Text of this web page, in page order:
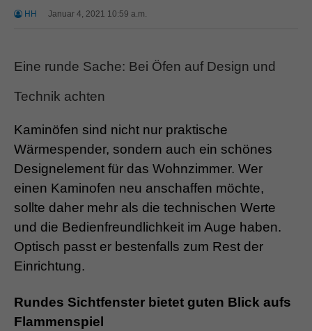
HH Januar 4, 2021 10:59 a.m.
Eine runde Sache: Bei Öfen auf Design und
Technik achten
Kaminöfen sind nicht nur praktische
Wärmespender, sondern auch ein schönes
Designelement für das Wohnzimmer. Wer
einen Kaminofen neu anschaffen möchte,
sollte daher mehr als die technischen Werte
und die Bedienfreundlichkeit im Auge haben.
Optisch passt er bestenfalls zum Rest der
Einrichtung.
Rundes Sichtfenster bietet guten Blick aufs
Flammenspiel